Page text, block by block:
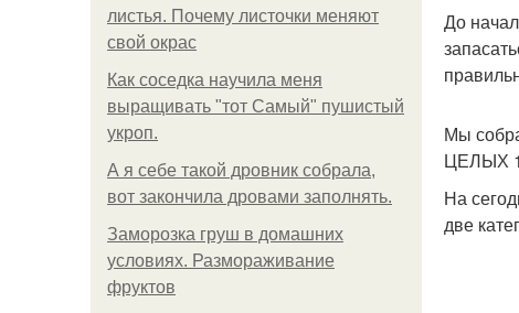
листья. Почему листочки меняют
свой окрас
Как соседка научила меня
выращивать "тот Самый" пушистый
укроп.
А я себе такой дровник собрала,
вот закончила дровами заполнять.
Заморозка груш в домашних
условиях. Размораживание
фруктов
До
Мы
ЦЕЛЫХ
На
две